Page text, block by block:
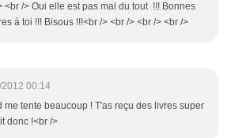
<br /> Oui elle est pas mal du tout !!! Bonnes
à toi !!! Bisous !!!<br /> <br /> <br /> <br />
00:14
me tente beaucoup ! T'as reçu des livres super
donc !<br />